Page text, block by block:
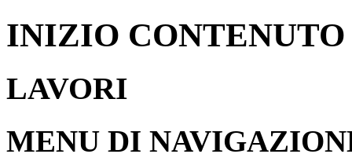
INIZIO CONTENUTO
LAVORI
MENU DI